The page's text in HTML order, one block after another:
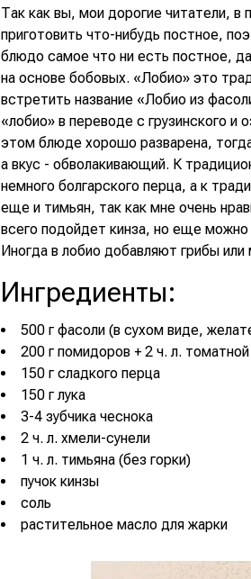
Так как вы, мои дорогие читатели, в
приготовить что-нибудь постное,
блюдо самое что ни есть постное,
на основе бобовых. «Лобио» это
встретить название «Лобио из
«лобио» в переводе с грузинского и
этом блюде хорошо разварена,
а вкус - обволакивающий. К
немного болгарского перца, а к
еще и тимьян, так как мне очень
всего подойдет кинза, но еще
Иногда в лобио добавляют грибы
Ингредиенты:
500 г фасоли (в сухом виде,
200 г помидоров + 2 ч. л.
150 г сладкого перца
150 г лука
3-4 зубчика чеснока
2 ч. л. хмели-сунели
1 ч. л. тимьяна (без горки)
пучок кинзы
соль
растительное масло для жарки